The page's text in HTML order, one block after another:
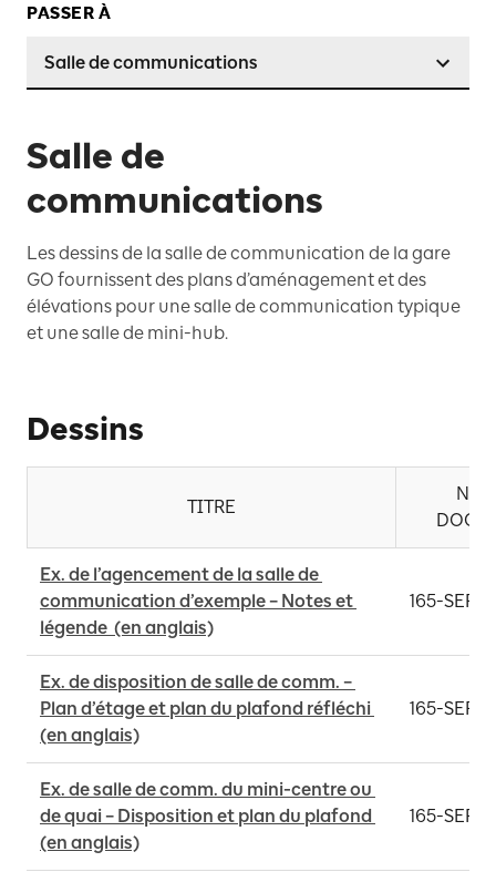
PASSER À
Salle de communications
Salle de
communications
Les dessins de la salle de communication de la gare
GO fournissent des plans d’aménagement et des
élévations pour une salle de communication typique
et une salle de mini-hub.
Dessins
TITRE
NO.
Ex. de l’agencement de la salle de
communication d’exemple – Notes et
légende  (en anglais)
165-SER-
Ex. de disposition de salle de comm. –
Plan d’étage et plan du plafond réfléchi
(en anglais)
165-SER-
Ex. de salle de comm. du mini-centre ou
de quai – Disposition et plan du plafond
(en anglais)
165-SER-